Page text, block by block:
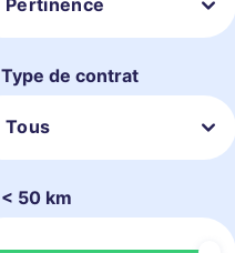
Pertinence
Type de contrat
Tous
< 50 km